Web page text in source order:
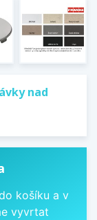
nad
košíku a v
vyvrtat